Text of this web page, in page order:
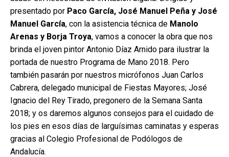
presentado por Paco García, José Manuel Peña y José
Manuel García, con la asistencia técnica de Manolo
Arenas y Borja Troya, vamos a conocer la obra que nos
brinda el joven pintor Antonio Díaz Arnido para ilustrar la
portada de nuestro Programa de Mano 2018. Pero
también pasarán por nuestros micrófonos Juan Carlos
Cabrera, delegado municipal de Fiestas Mayores; José
Ignacio del Rey Tirado, pregonero de la Semana Santa
2018; y os daremos algunos consejos para el cuidado de
los pies en esos días de larguísimas caminatas y esperas
gracias al Colegio Profesional de Podólogos de
Andalucía.